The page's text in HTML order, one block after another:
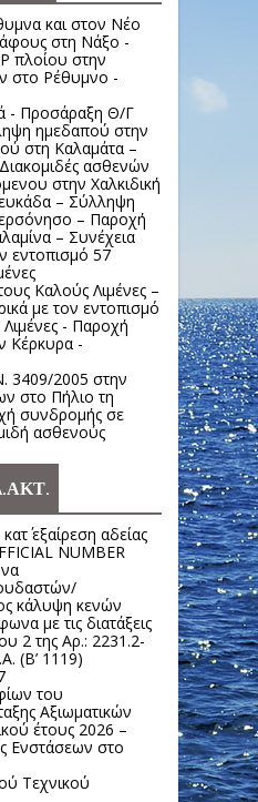
και στον Νέο
στη Νάξο -
πλοίου στην
στο Ρέθυμνο -
- Προσάραξη Θ/Γ
ημεδαπού στην
στη Καλαμάτα –
ασθενών
στην Χαλκιδική
– Σύλληψη
– Παροχή
– Συνέχεια
εντοπισμό 57
Καλούς Λιμένες –
με τον εντοπισμό
- Παροχή
Κέρκυρα -
3409/2005 στην
στο Πήλιο τη
συνδρομής σε
ασθενούς
εξαίρεση αδείας
NUMBER
κάλυψη κενών
με τις διατάξεις
2 της Αρ.: 2231.2-
(Β’ 1119)
του
Αξιωματικών
έτους 2026 –
Ενστάσεων στο
Τεχνικού